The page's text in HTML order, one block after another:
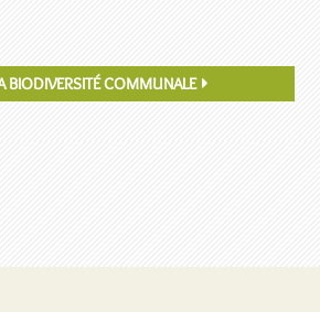
BIODIVERSITÉ COMMUNALE